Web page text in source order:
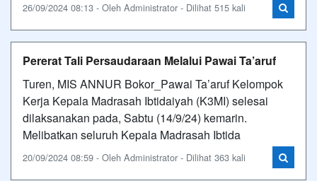
26/09/2024 08:13 - Oleh Administrator - Dilihat 515 kali
Pererat Tali Persaudaraan Melalui Pawai Ta’aruf
Turen, MIS ANNUR Bokor_Pawai Ta’aruf Kelompok
Kerja Kepala Madrasah Ibtidaiyah (K3MI) selesai
dilaksanakan pada, Sabtu (14/9/24) kemarin.
Melibatkan seluruh Kepala Madrasah Ibtida
20/09/2024 08:59 - Oleh Administrator - Dilihat 363 kali